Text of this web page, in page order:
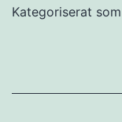
Kategoriserat som